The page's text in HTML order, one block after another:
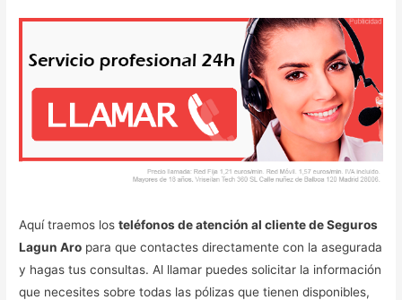
Aquí traemos losteléfonos de atención al cliente de Seguros
Lagun Aro para que contactes directamente con la asegurada
y hagas tus consultas. Al llamar puedes solicitar la información
que necesites sobre todas las pólizas que tienen disponibles,